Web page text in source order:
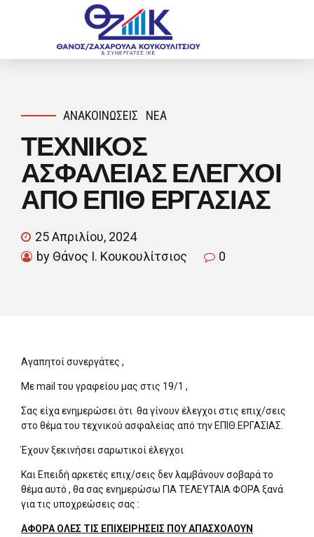
ΑΝΑΚΟΙΝΏΣΕΙΣ ΝΈΑ
ΤΕΧΝΙΚΟΣ
ΑΣΦΑΛΕΙΑΣ ΕΛΕΓΧΟΙ
ΑΠΟ ΕΠΙΘ ΕΡΓΑΣΙΑΣ
25 Απριλίου, 2024
by Θάνος Ι. Κουκουλίτσιος
0
Αγαπητοί συνεργάτες ,
Με mail του γραφείου μας στις 19/1 ,
Σας είχα ενημερώσει ότι θα γίνουν έλεγχοι στις επιχ/σεις
στο θέμα του τεχνικού ασφαλείας από την ΕΠΙΘ.ΕΡΓΑΣΙΑΣ.
Έχουν ξεκινήσει σαρωτικοί έλεγχοι
Και Επειδή αρκετές επιχ/σεις δεν λαμβάνουν σοβαρά το
θέμα αυτό , θα σας ενημερώσω ΓΙΑ ΤΕΛΕΥΤΑΙΑ ΦΟΡΑ ξανά
για τις υποχρεώσεις σας :
ΑΦΟΡΑ ΟΛΕΣ ΤΙΣ ΕΠΙΧΕΙΡΗΣΕΙΣ ΠΟΥ ΑΠΑΣΧΟΛΟΥΝ